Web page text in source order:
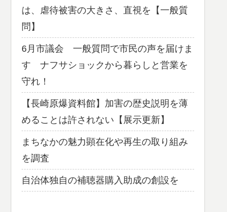
は、虐待被害の大きさ、直視を【一般質
問】
6月市議会 一般質問で市民の声を届けま
す ナフサショックから暮らしと営業を
守れ！
【長崎原爆資料館】加害の歴史説明を薄
めることは許されない【展示更新】
まちなかの魅力顕在化や再生の取り組み
を調査
自治体独自の補聴器購入助成の創設を